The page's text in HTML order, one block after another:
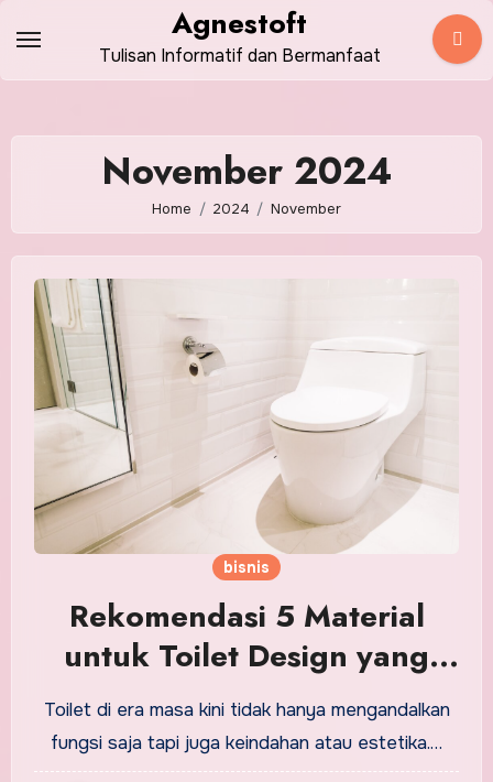
content
Agnestoft
Tulisan Informatif dan Bermanfaat
November 2024
Home 2024 November
bisnis
Rekomendasi 5 Material
untuk Toilet Design yang
Estetik
Toilet di era masa kini tidak hanya mengandalkan
fungsi saja tapi juga keindahan atau estetika.…